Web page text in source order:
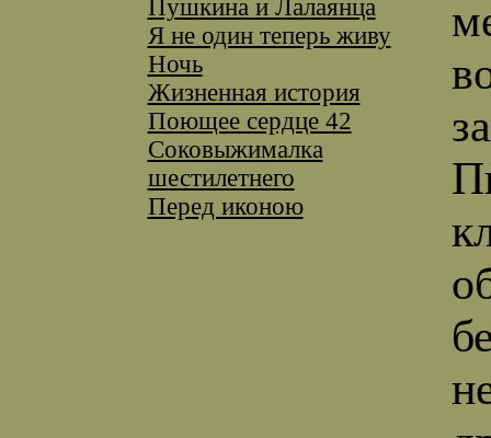
Пушкина и Лалаянца
Я не один теперь живу
Ночь
Жизненная история
Поющее сердце 42
Соковыжималка
шестилетнего
Перед иконою